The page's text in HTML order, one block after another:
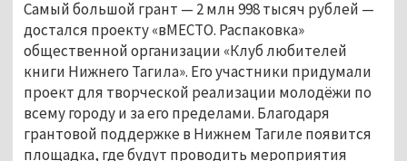
Самый большой грант — 2 млн 998 тысяч рублей —
достался проекту «вМЕСТО. Распаковка»
общественной организации «Клуб любителей
книги Нижнего Тагила». Его участники придумали
проект для творческой реализации молодёжи по
всему городу и за его пределами. Благодаря
грантовой поддержке в Нижнем Тагиле появится
площадка, где будут проводить мероприятия